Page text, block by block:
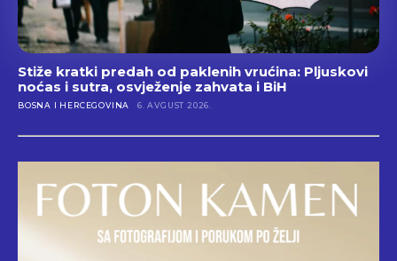
Stiže kratki predah od paklenih vrućina: Pljuskovi
noćas i sutra, osvježenje zahvata i BiH
BOSNA I HERCEGOVINA 6. AVGUST 2026.